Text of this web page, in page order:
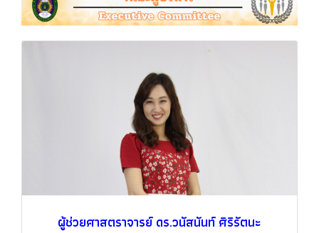
ผู้ช่วยศาสตราจารย์ ดร.วนัสนันท์ ศิริรัตนะ